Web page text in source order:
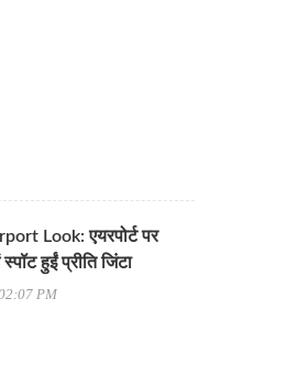
Look: एयरपोर्ट पर
हुईं प्रीति जिंटा
PM